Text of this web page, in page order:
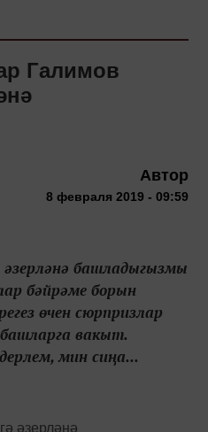
Галимов
Автор
8 февраля 2019 - 09:59
әзерләнә башладыгызмы
бәйрәме борын
өчен сюрпризлар
вакыт.
мин сиңа...